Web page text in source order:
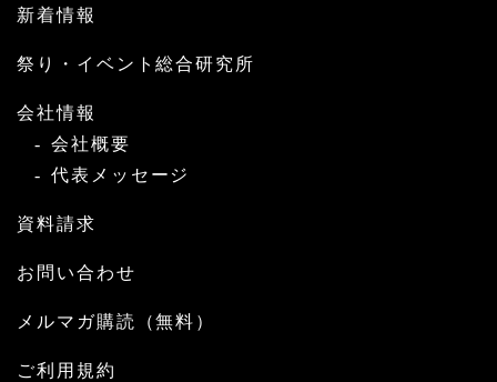
新着情報
祭り・イベント総合研究所
会社情報
会社概要
代表メッセージ
資料請求
お問い合わせ
メルマガ購読（無料）
ご利用規約